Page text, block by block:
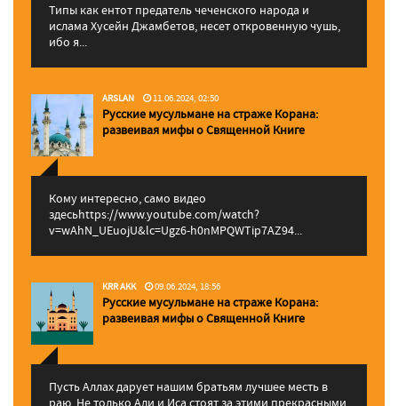
Типы как ентот предатель чеченского народа и
ислама Хусейн Джамбетов, несет откровенную чушь,
ибо я...
ARSLAN 11.06.2024, 02:50
Русские мусульмане на страже Корана:
pазвеивая мифы о Священной Книге
Кому интересно, само видео
здесьhttps://www.youtube.com/watch?
v=wAhN_UEuojU&lc=Ugz6-h0nMPQWTip7AZ94...
KRR AKK 09.06.2024, 18:56
Русские мусульмане на страже Корана:
pазвеивая мифы о Священной Книге
Пусть Аллах дарует нашим братьям лучшее месть в
раю. Не только Али и Иса стоят за этими прекрасными